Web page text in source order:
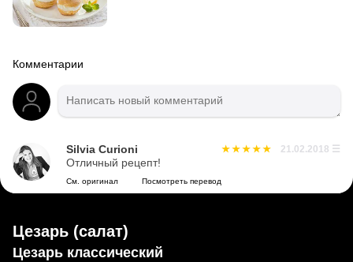
Комментарии
Silvia Curioni 21.02.2018 ☰
Отличный рецепт!
См. оригинал Посмотреть перевод
Цезарь (салат)
Цезарь классический